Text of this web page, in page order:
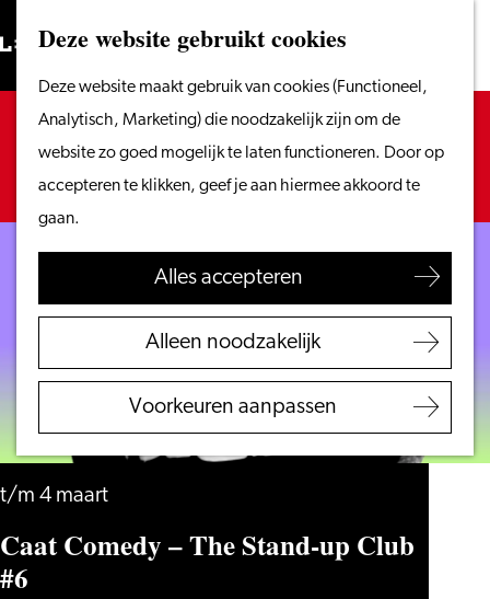
Deze website gebruikt cookies
Deze website maakt gebruik van cookies (Functioneel,
Analytisch, Marketing) die noodzakelijk zijn om de
website zo goed mogelijk te laten functioneren. Door op
accepteren te klikken, geef je aan hiermee akkoord te
gaan.
Alles accepteren
Alleen noodzakelijk
Voorkeuren aanpassen
Ga
naar
homepage
Menu
ZoekenVanaf het water
wandelen
Winkelen
Eten & drinken
Met kinderen
VVV Leiden
Bereikbaarheid
Regio Leiden
Zoeken
Sorry, deze activiteit is niet meer beschikbaar.
Bekijk hetactuele aanbodvoor de beschikbare
opties.
t/m 4 maart
Caat Comedy – The Stand-up Club
#6